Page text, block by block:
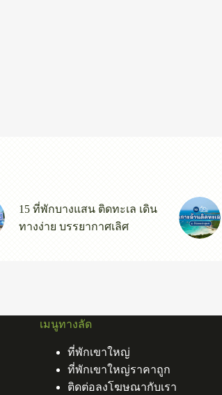
15 ที่พักบางแสน ติดทะเล เดิน
ทางง่าย บรรยากาศเลิศ
เมนูทางลัด
ที่พักเขาใหญ่
ที่พักเขาใหญ่ราคาถูก
ติดต่อลงโฆษณากับเรา